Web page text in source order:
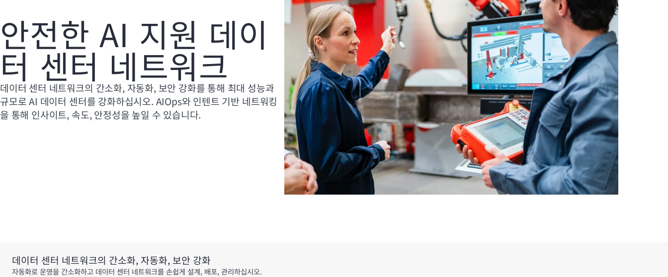
현재 장바구니가 비어있습니다
HPE Store에서 검색하고 구성한 다음 주문하십시오.
지금 구매하기
안전한 AI 지원 데이
터 센터 네트워크
데이터 센터 네트워크의 간소화, 자동화, 보안 강화를 통해 최대 성능과
규모로 AI 데이터 센터를 강화하십시오. AIOps와 인텐트 기반 네트워킹
을 통해 인사이트, 속도, 안정성을 높일 수 있습니다.
데이터 센터 네트워크의 간소화, 자동화, 보안 강화
자동화로 운영을 간소화하고 데이터 센터 네트워크를 손쉽게 설계, 배포, 관리하십시오.